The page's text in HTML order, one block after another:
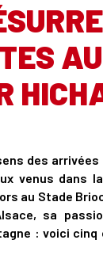
des arrivées
venus dans
au Stade
sa
: voici